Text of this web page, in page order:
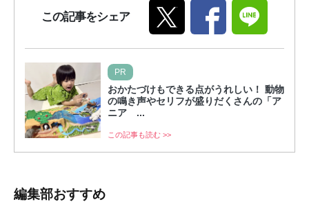
この記事をシェア
PR
おかたづけもできる点がうれしい！ 動物
の鳴き声やセリフが盛りだくさんの「ア
ニア ...
この記事も読む >>
編集部おすすめ